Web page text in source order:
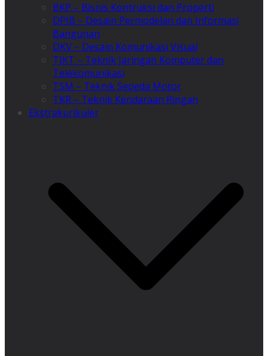
BKP – Bisnis Kontruksi dan Properti
DPIB – Desain Permodelan dan Informasi
Bangunan
DKV – Desain Komunikasi Visual
TJKT – Teknik Jaringan Komputer dan
Telekomunikasi
TSM – Teknik Sepeda Motor
TKR – Teknik Kendaraan Ringan
Ekstrakurikuler